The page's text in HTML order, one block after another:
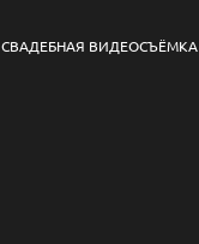
СВАДЕБНАЯ ВИДЕОСЪЁМКА